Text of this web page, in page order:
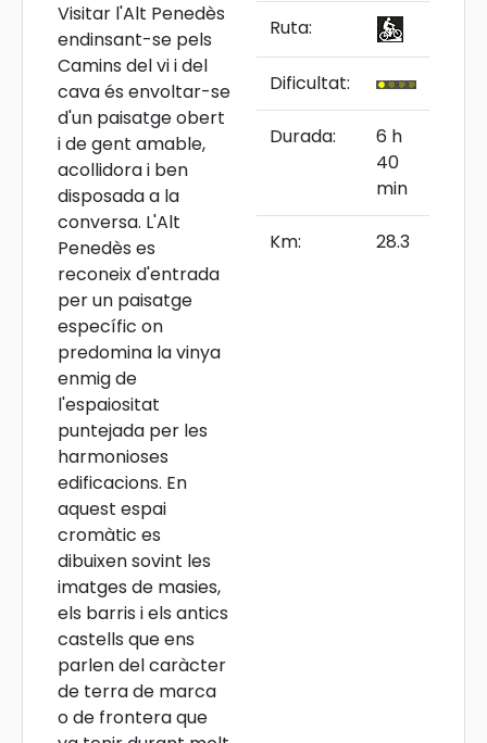
Visitar l'Alt Penedès
endinsant-se pels
Camins del vi i del
cava és envoltar-se
d'un paisatge obert
i de gent amable,
acollidora i ben
disposada a la
conversa. L'Alt
Penedès es
reconeix d'entrada
per un paisatge
específic on
predomina la vinya
enmig de
l'espaiositat
puntejada per les
harmonioses
edificacions. En
aquest espai
cromàtic es
dibuixen sovint les
imatges de masies,
els barris i els antics
castells que ens
parlen del caràcter
de terra de marca
o de frontera que
Ruta:
Dificultat:
Durada:
6 h
40
min
Km: 28.3